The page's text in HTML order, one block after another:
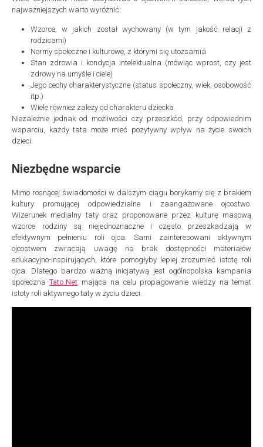
najważniejszych warto wyróżnić:
Wzorce, w jakich został wychowany (w tym jakość relacji z
rodzicami)
Normy społeczne i kulturowe, z którymi się utożsamia
Stan zdrowia i kondycja intelektualna (mówiąc wprost, czy jest
zdrowy na umyśle i ciele)
Jego cechy charakterystyczne (status społeczny, wiek, osobowość
itp.)
Wiele również zależy od charakteru dziecka.
Niezależnie jednak od możliwości czy przeszkód, przy odpowiednim
wsparciu, każdy tata może mieć pozytywny wpływ na życie swoich
dzieci.
Niezbędne wsparcie
Mimo rosnącej świadomości w dalszym ciągu borykamy się z brakiem
kultury promującej odpowiedzialne i zaangażowane ojcostwo.
Wizerunek medialny taty oraz proponowane przez kulturę masową
wzorce rodziny są niejednoznaczne i często przeszkadzają w
efektywnym pełnieniu roli ojca. Sami zainteresowani aktywnym
ojcostwem zwracają uwagę na brak dostępności materiałów
edukacyjno-inspirujących, które pomogłyby lepiej zrozumieć istotę roli
ojca. Dlatego bardzo ważną inicjatywą jest ogólnopolska kampania
społecznaTato.Net mająca na celu propagowanie wiedzy na temat
istoty roli aktywnego taty w życiu dzieci.